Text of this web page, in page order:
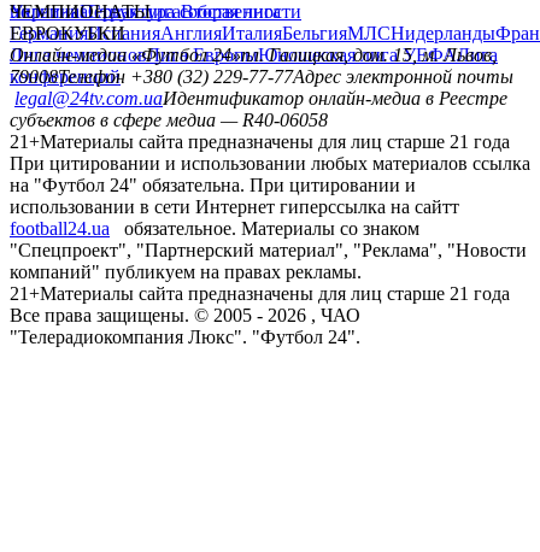
политикаСтруктура собственности
УкраинаПервая лигаВторая лига
ЧЕМПИОНАТЫ
ГерманияИспанияАнглияИталияБельгияМЛСНидерланды
ЕВРОКУБКИ
Лига чемпионовЛига ЕвропыЮношеская лига УЕФАЛига
конференций
Онлайн-медиа «Футбол 24»пл. Галицкая, дом. 15, м. Львов,
79008Телефон +380 (32) 229-77-77Адрес электронной почты
legal@24tv.com.uaИдентификатор онлайн-медиа в Реестре
субъектов в сфере медиа — R40-06058
21+Материалы сайта предназначены для лиц старше 21 года
При цитировании и использовании любых материалов ссылка
на "Футбол 24" обязательна. При цитировании и
использовании в сети Интернет гиперссылка на сайтт
football24.ua
обязательное. Материалы со знаком
"Спецпроект", "Партнерский материал", "Реклама", "Новости
компаний" публикуем на правах рекламы.
21+Материалы сайта предназначены для лиц старше 21 года
Все права защищены. © 2005 - 2026 , ЧАО
"Телерадиокомпания Люкс". "Футбол 24".